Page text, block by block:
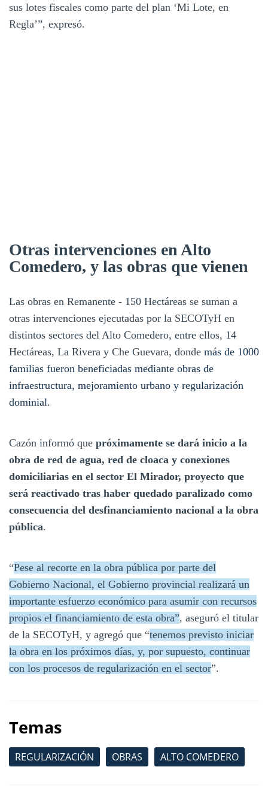
sus lotes fiscales como parte del plan ‘Mi Lote, en
Regla’”, expresó.
Otras intervenciones en Alto
Comedero, y las obras que vienen
Las obras en Remanente - 150 Hectáreas se suman a
otras intervenciones ejecutadas por la SECOTyH en
distintos sectores del Alto Comedero, entre ellos, 14
Hectáreas, La Rivera y Che Guevara, donde más de 1000
familias fueron beneficiadas mediante obras de
infraestructura, mejoramiento urbano y regularización
dominial.
Cazón informó que próximamente se dará inicio a la
obra de red de agua, red de cloaca y conexiones
domiciliarias en el sector El Mirador, proyecto que
será reactivado tras haber quedado paralizado como
consecuencia del desfinanciamiento nacional a la obra
pública.
“Pese al recorte en la obra pública por parte del
Gobierno Nacional, el Gobierno provincial realizará un
importante esfuerzo económico para asumir con recursos
propios el financiamiento de esta obra”, aseguró el titular
de la SECOTyH, y agregó que “tenemos previsto iniciar
la obra en los próximos días, y, por supuesto, continuar
con los procesos de regularización en el sector”.
Temas
REGULARIZACIÓN OBRAS ALTO COMEDERO